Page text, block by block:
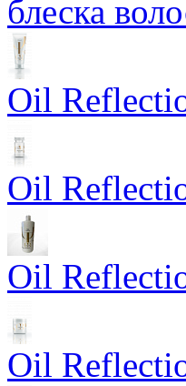
блеска
Oil
Oil
Oil
Oil